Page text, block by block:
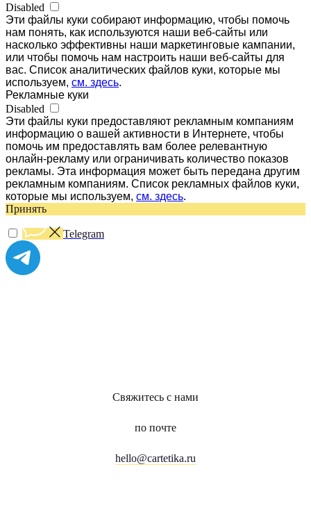
Disabled
Эти файлы куки собирают информацию, чтобы помочь
нам понять, как используются наши веб-сайты или
насколько эффективны наши маркетинговые кампании,
или чтобы помочь нам настроить наши веб-сайты для
вас. Список аналитических файлов куки, которые мы
используем, см. здесь.
Рекламные куки
Disabled
Эти файлы куки предоставляют рекламным компаниям
информацию о вашей активности в Интернете, чтобы
помочь им предоставлять вам более релевантную
онлайн-рекламу или ограничивать количество показов
рекламы. Эта информация может быть передана другим
рекламным компаниям. Список рекламных файлов куки,
которые мы используем, см. здесь.
Принять
Telegram
Свяжитесь с нами
по почте
hello@cartetika.ru